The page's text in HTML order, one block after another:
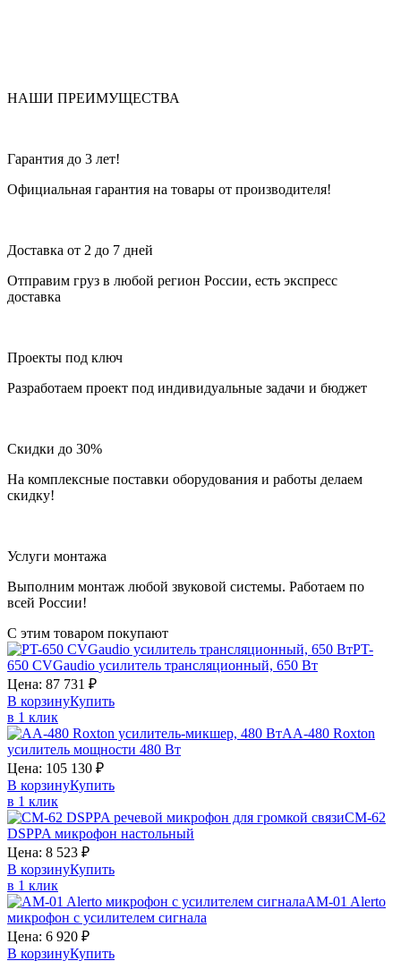
НАШИ ПРЕИМУЩЕСТВА
Гарантия до 3 лет!
Официальная гарантия на товары от производителя!
Доставка от 2 до 7 дней
Отправим груз в любой регион России, есть экспресс
доставка
Проекты под ключ
Разработаем проект под индивидуальные задачи и бюджет
Скидки до 30%
На комплексные поставки оборудования и работы делаем
скидку!
Услуги монтажа
Выполним монтаж любой звуковой системы. Работаем по
всей России!
С этим товаром покупают
PT-
650 CVGaudio усилитель трансляционный, 650 Вт
Цена: 87 731 ₽
В корзинуКупить
в 1 клик
AA-480 Roxton
усилитель мощности 480 Вт
Цена: 105 130 ₽
В корзинуКупить
в 1 клик
CM-62
DSPPA микрофон настольный
Цена: 8 523 ₽
В корзинуКупить
в 1 клик
AM-01 Alerto
микрофон с усилителем сигнала
Цена: 6 920 ₽
В корзинуКупить